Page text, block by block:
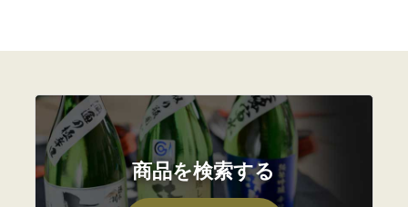
商品を検索する